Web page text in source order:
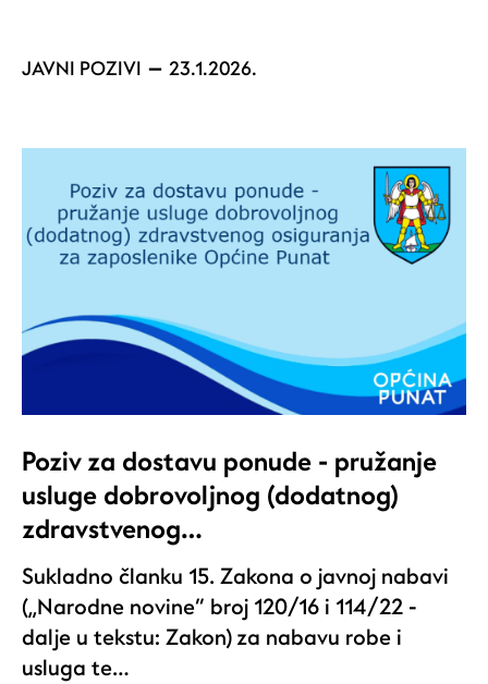
JAVNI POZIVI 23.1.2026.
Poziv za dostavu ponude - pružanje
usluge dobrovoljnog (dodatnog)
zdravstvenog…
Sukladno članku 15. Zakona o javnoj nabavi
(„Narodne novine“ broj 120/16 i 114/22 -
dalje u tekstu: Zakon) za nabavu robe i
usluga te…